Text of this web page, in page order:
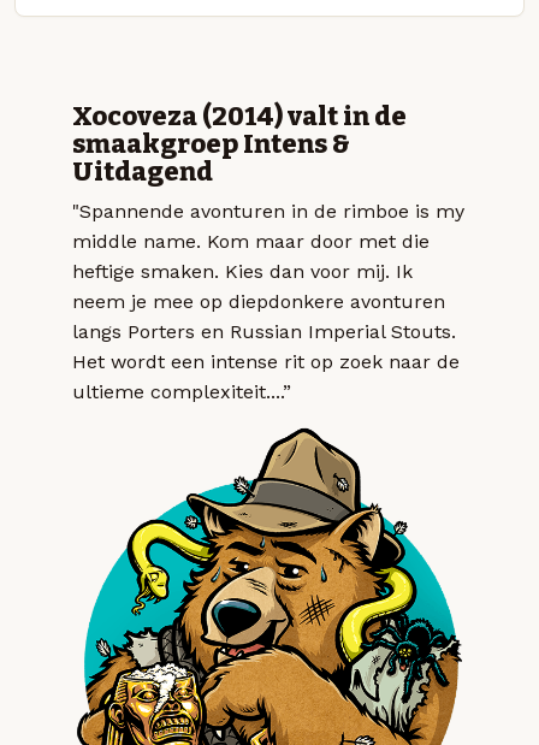
Xocoveza (2014) valt in de
smaakgroep Intens &
Uitdagend
"Spannende avonturen in de rimboe is my
middle name. Kom maar door met die
heftige smaken. Kies dan voor mij. Ik
neem je mee op diepdonkere avonturen
langs Porters en Russian Imperial Stouts.
Het wordt een intense rit op zoek naar de
ultieme complexiteit....”